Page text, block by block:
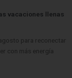
vacaciones llenas
para reconectar
con más energía